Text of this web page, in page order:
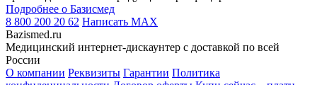
Подробнее о Базисмед
8 800 200 20 62 Написать MAX
Bazismed.ru
Медицинский интернет-дискаунтер с доставкой по всей
России
О компании Реквизиты Гарантии Политика